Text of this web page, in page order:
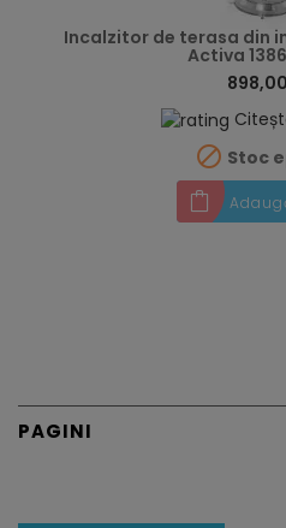
Incalzitor de terasa din
Activa
 Stoc
PAGINI